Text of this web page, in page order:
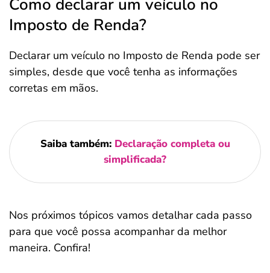
Como declarar um veículo no
Imposto de Renda?
Declarar um veículo no Imposto de Renda pode ser
simples, desde que você tenha as informações
corretas em mãos.
Saiba também: Declaração completa ou
simplificada?
Nos próximos tópicos vamos detalhar cada passo
para que você possa acompanhar da melhor
maneira. Confira!